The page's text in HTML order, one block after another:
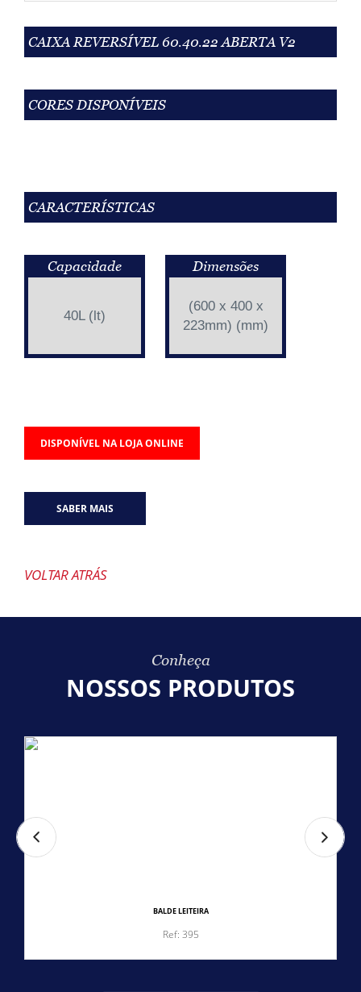
CAIXA REVERSÍVEL 60.40.22 ABERTA V2
CORES DISPONÍVEIS
CARACTERÍSTICAS
Capacidade
40L (lt)
Dimensões
(600 x 400 x
223mm) (mm)
DISPONÍVEL NA LOJA ONLINE
SABER MAIS
VOLTAR ATRÁS
Conheça
NOSSOS PRODUTOS
BALDE LEITEIRA
Ref: 395